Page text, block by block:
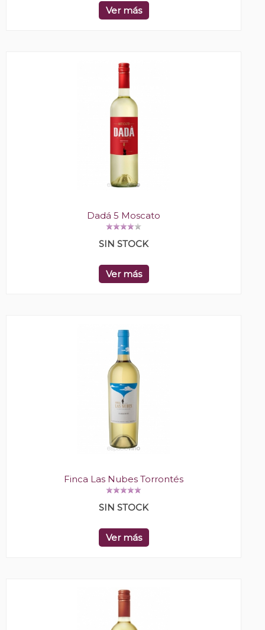
Ver más
Dadá 5 Moscato
SIN STOCK
Ver más
Finca Las Nubes Torrontés
SIN STOCK
Ver más